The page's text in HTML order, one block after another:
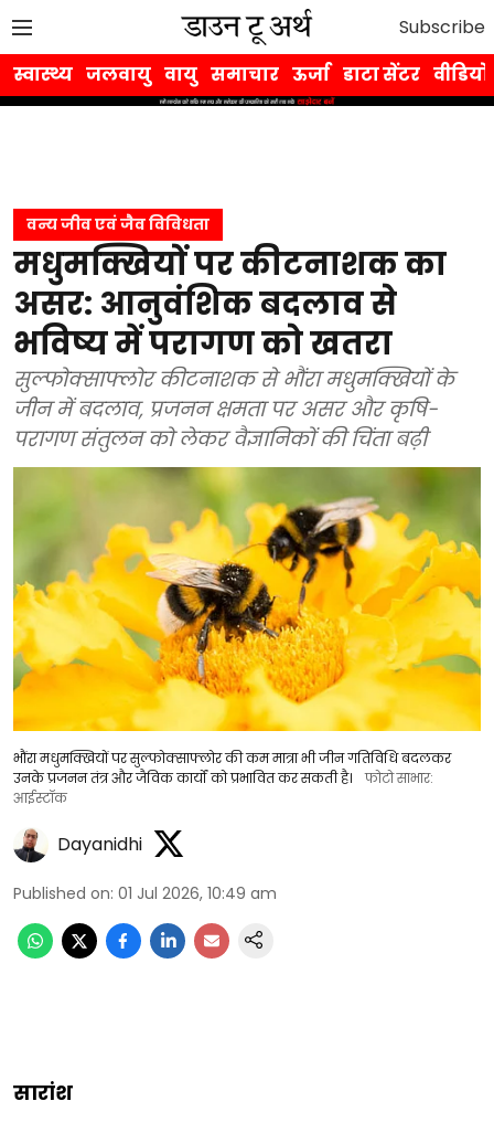
Subscribe
स्वास्थ्य जलवायु वायु समाचार ऊर्जा डाटा सेंटर वीडियो
वन्य जीव एवं जैव विविधता
मधुमक्खियों पर कीटनाशक का
असर: आनुवंशिक बदलाव से
भविष्य में परागण को खतरा
सुल्फोक्साफ्लोर कीटनाशक से भौंरा मधुमक्खियों के
जीन में बदलाव, प्रजनन क्षमता पर असर और कृषि-
परागण संतुलन को लेकर वैज्ञानिकों की चिंता बढ़ी
भौंरा मधुमक्खियों पर सुल्फोक्साफ्लोर की कम मात्रा भी जीन गतिविधि बदलकर
उनके प्रजनन तंत्र और जैविक कार्यों को प्रभावित कर सकती है।
फोटो साभार:
आईस्टॉक
Dayanidhi
Published on: 01 Jul 2026, 10:49 am
सारांश